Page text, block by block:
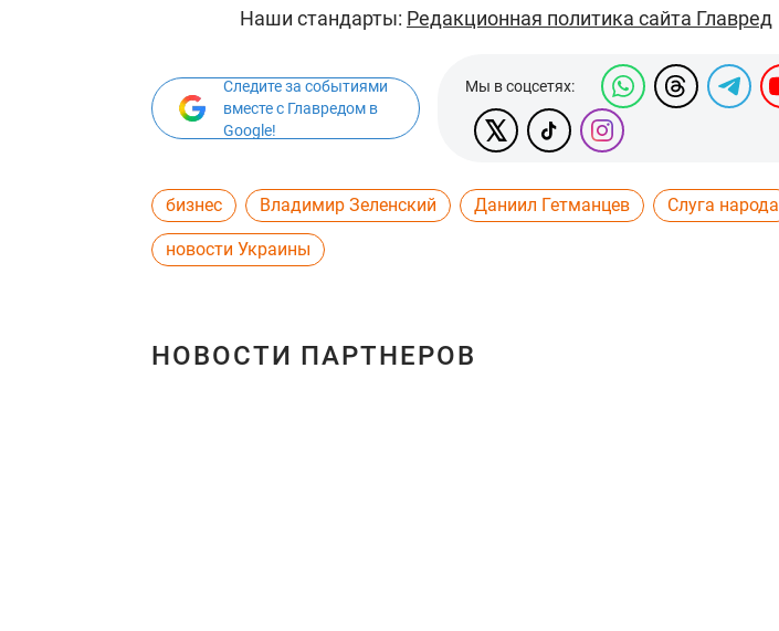
Наши стандарты: Редакционная политика сайта Главред
Следите за событиями
вместе с Главредом в
Google!
Мы в соцсетях:
бизнес Владимир Зеленский Даниил Гетманцев Слуга народа
новости Украины
НОВОСТИ ПАРТНЕРОВ